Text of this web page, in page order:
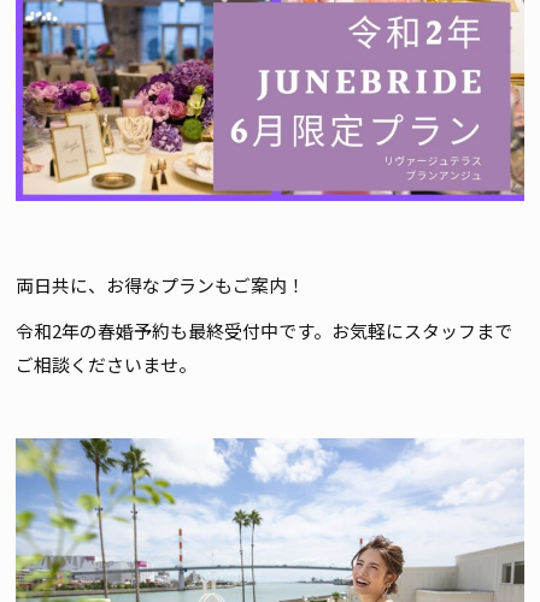
両日共に、お得なプランもご案内！
令和2年の春婚予約も最終受付中です。お気軽にスタッフまで
ご相談くださいませ。